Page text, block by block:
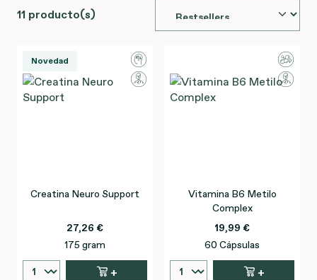
11 producto(s)
Novedad
Creatina Neuro Support
27,26 €
175 gram
+
Vitamina B6 Metilo
Complex
19,99 €
60 Cápsulas
+